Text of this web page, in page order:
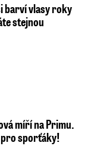
barví vlasy roky
stejnou
míří na Primu.
sporťáky!